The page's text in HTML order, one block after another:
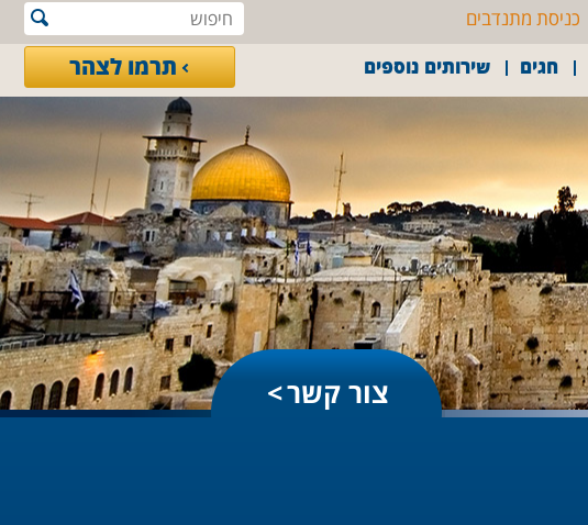
כניסת מתנדבים
חגים שירותים נוספים תרמו לצהר
צור קשר